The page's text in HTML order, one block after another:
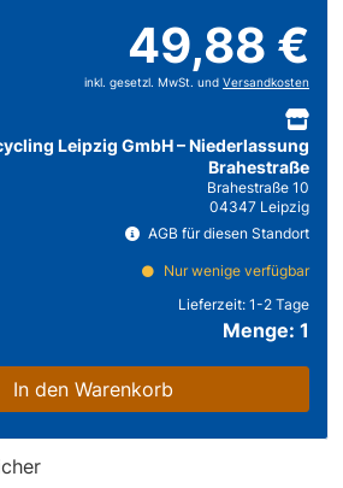
49,88 €
inkl. gesetzl. MwSt. und Versandkosten
Leipzig GmbH – Niederlassung
Brahestraße
Brahestraße 10
04347 Leipzig
AGB für diesen Standort
Nur wenige verfügbar
Lieferzeit: 1-2 Tage
Menge: 1
In den Warenkorb